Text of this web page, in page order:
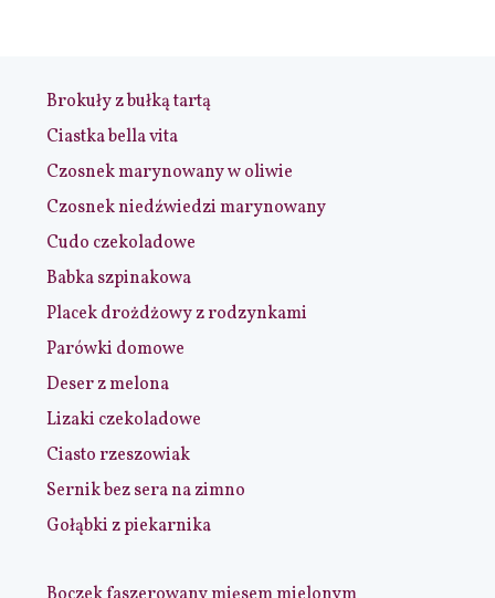
Brokuły z bułką tartą
Ciastka bella vita
Czosnek marynowany w oliwie
Czosnek niedźwiedzi marynowany
Cudo czekoladowe
Babka szpinakowa
Placek drożdżowy z rodzynkami
Parówki domowe
Deser z melona
Lizaki czekoladowe
Ciasto rzeszowiak
Sernik bez sera na zimno
Gołąbki z piekarnika